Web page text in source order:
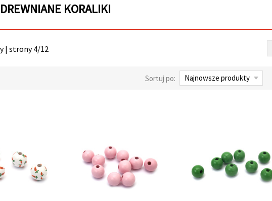
KORALIKI
| strony 4/12
Sortuj po: